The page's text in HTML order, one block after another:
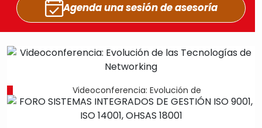
Agenda una sesiónde asesoría
Videoconferencia: Evolución de